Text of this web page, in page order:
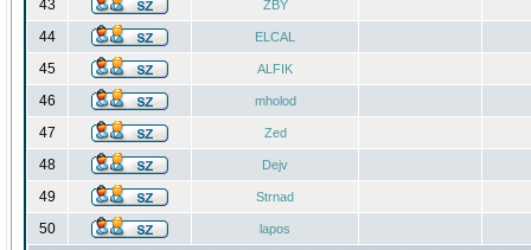
43 ZBY
44 ELCAL
45 ALFIK
46 mholod
47 Zed
48 Dejv
49 Strnad
50 lapos